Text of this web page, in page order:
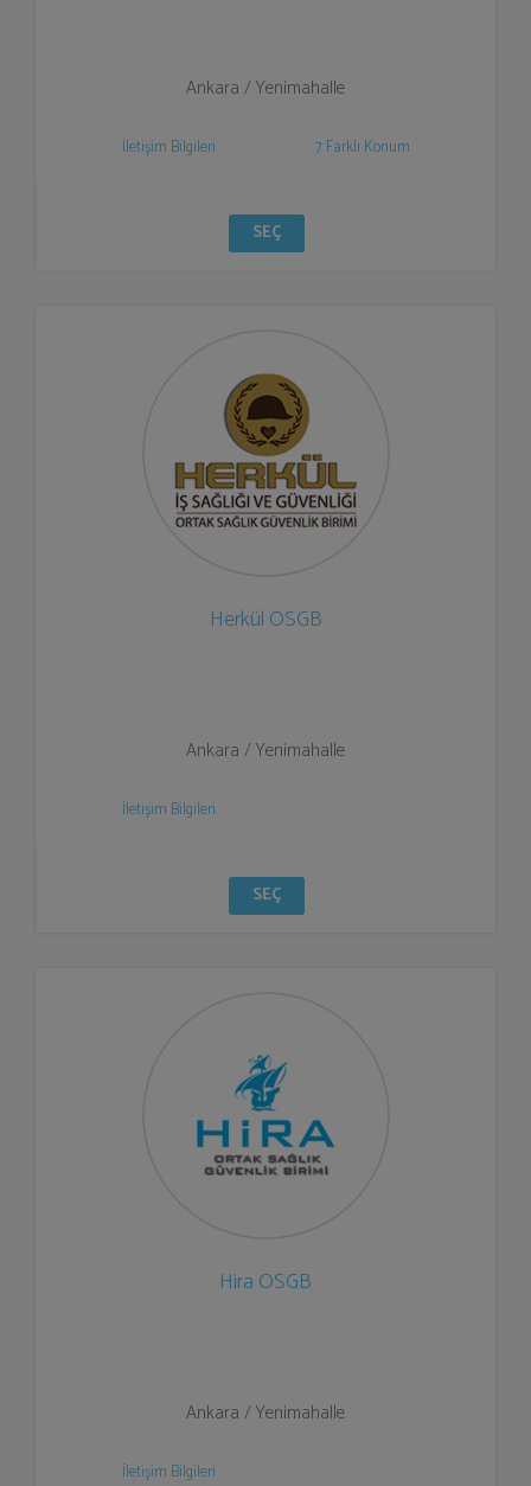
Ankara / Yenimahalle
İletişim Bilgileri 7 Farklı Konum
SEÇ
Herkül OSGB
Ankara / Yenimahalle
İletişim Bilgileri
SEÇ
Hira OSGB
Ankara / Yenimahalle
İletişim Bilgileri